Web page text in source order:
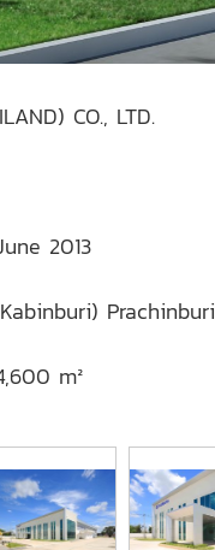
CO., LTD.
2013
Prachinburi
m²